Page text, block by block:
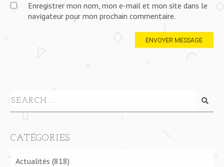
Enregistrer mon nom, mon e-mail et mon site dans le
navigateur pour mon prochain commentaire.
CATÉGORIES
Actualités (818)